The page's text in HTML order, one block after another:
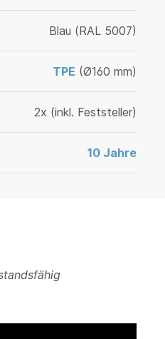
Blau (RAL 5007)
TPE (Ø160 mm)
2x (inkl. Feststeller)
10 Jahre